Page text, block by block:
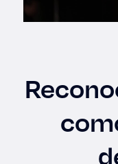
Becas
Graduaciones